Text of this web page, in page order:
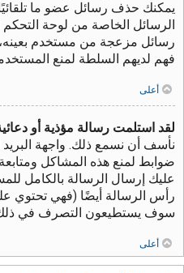
يمكنك حذف رسائل عضو ما
الرسائل الخاصة من لوحة
رسائل مزعجة من مستخدم بعينه،
فهم لديهم السلطة لمنع
أعلى
لقد استلمت رسالة مؤذية أو
نأسف أن نسمع ذلك. واجهة
ضوابط لمنع هذه المشاكل
عليك إرسال الرسالة بالكامل
رأس الرسالة أيضًا (فهي تحتوي
سوف يستطيعون التصرف في
أعلى